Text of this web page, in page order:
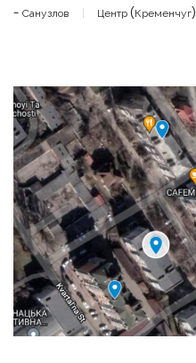
- Санузлов Центр (Кременчуг)